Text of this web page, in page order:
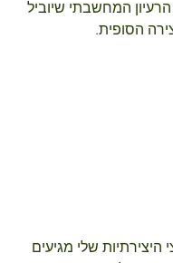
המחשבתי שיוביל
הסופית.
שלי מגיעים